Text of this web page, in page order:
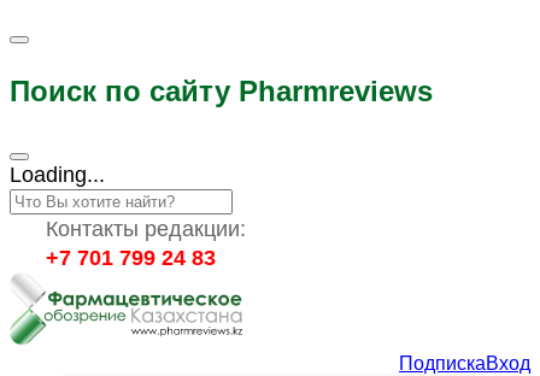
Поиск по сайту Pharmreviews
Loading...
Контакты редакции:
+7 701 799 24 83
ПодпискаВход